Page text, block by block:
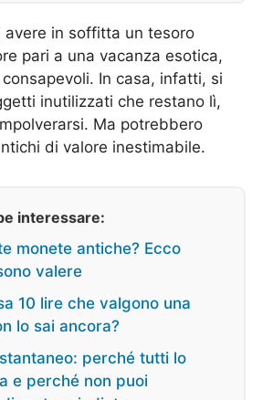
avere in soffitta un tesoro
pari a una vacanza esotica,
In casa, infatti, si
inutilizzati che restano lì,
Ma potrebbero
di valore inestimabile.
interessare:
monete antiche? Ecco
valere
10 lire che valgono una
lo sai ancora?
perché tutti lo
e perché non puoi